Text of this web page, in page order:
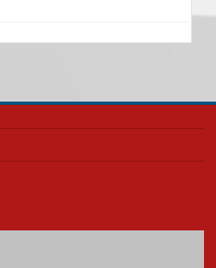
realizará nova edição da Feira